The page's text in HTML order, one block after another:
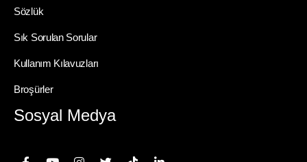
Sözlük
Sık Sorulan Sorular
Kullanım Kılavuzları
Broşürler
Sosyal Medya